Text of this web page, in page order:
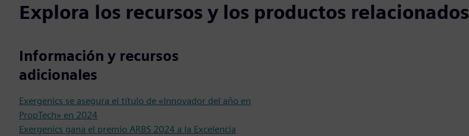
Explora los recursos y los productos relacionados
Información y recursos
adicionales
Exergenics se asegura el título de «Innovador del año en
PropTech» en 2024
Exergenics gana el premio ARBS 2024 a la Excelencia